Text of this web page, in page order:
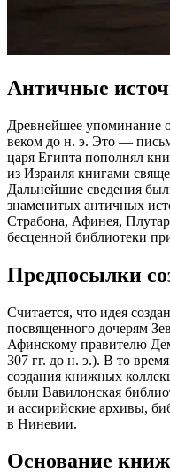
Античные
Древнейшее упоминание
веком до н. э. Это —
царя Египта пополнял
из Израиля книгами
Дальнейшие сведения
знаменитых античных
Страбона, Афинея,
бесценной библиотеки
Предпосылки
Считается, что идея
посвященного дочерям
Афинскому правителю
307 гг. до н. э.). В то
создания книжных
были Вавилонская
и ассирийские архивы,
в Ниневии.
Основание